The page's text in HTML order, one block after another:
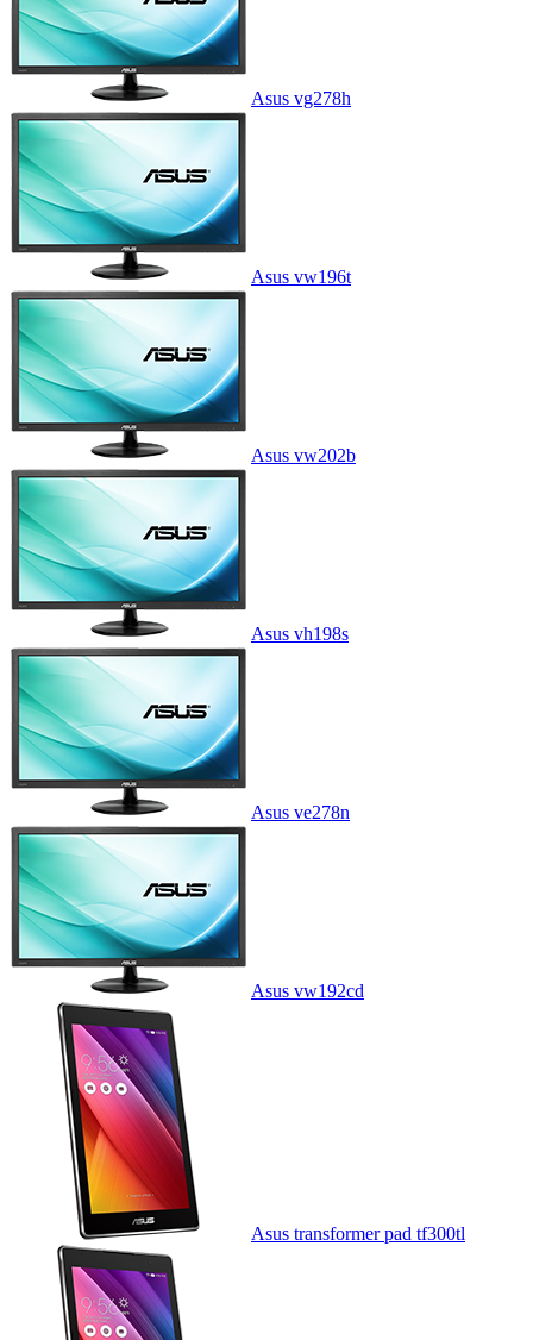
Asus vg278h
Asus vw196t
Asus vw202b
Asus vh198s
Asus ve278n
Asus vw192cd
Asus transformer pad tf300tl